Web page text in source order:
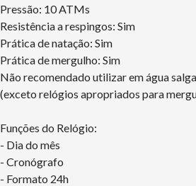
Pressão: 10 ATMs
Resistência a respingos: Sim
Prática de natação: Sim
Prática de mergulho: Sim
Não recomendado utilizar em água
(exceto relógios apropriados para
Funções do Relógio:
- Dia do mês
- Cronógrafo
- Formato 24h